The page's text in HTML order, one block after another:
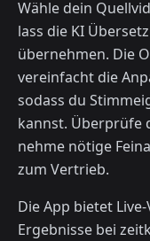
Wähle dein
lass die KI
übernehmen. Die
vereinfacht die
sodass du
kannst. Überprüfe
nehme nötige
zum Vertrieb.
Die App bietet
Ergebnisse bei